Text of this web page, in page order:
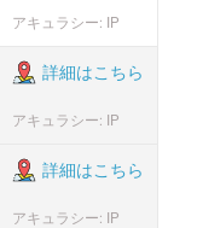
アキュラシー: IP
詳細はこちら
アキュラシー: IP
詳細はこちら
アキュラシー: IP